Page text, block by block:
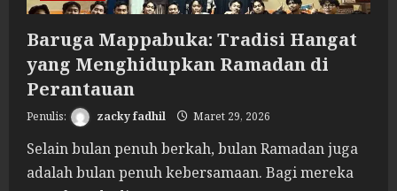
Baruga Mappabuka: Tradisi Hangat
yang Menghidupkan Ramadan di
Perantauan
zacky fadhil Maret 29, 2026
Selain bulan penuh berkah, bulan Ramadan juga
adalah bulan penuh kebersamaan. Bagi mereka